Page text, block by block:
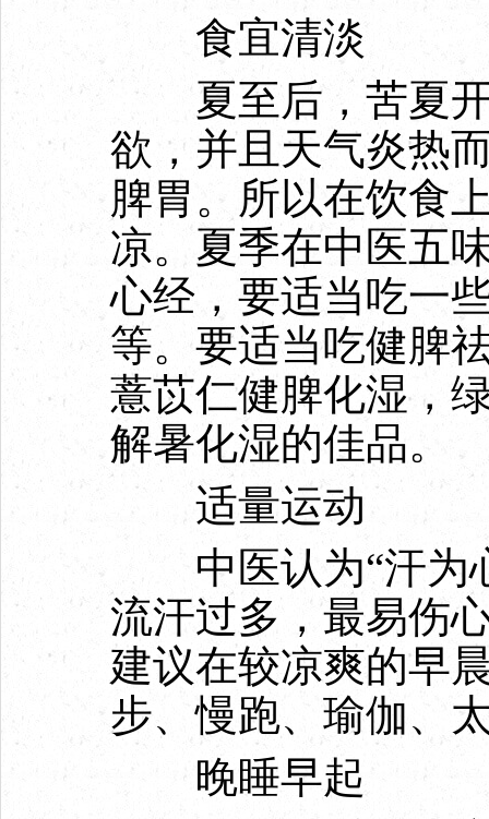
食宜清淡
夏至后，苦夏开
欲，并且天气炎热
脾胃。所以在饮食
凉。夏季在中医五
心经，要适当吃一
等。要适当吃健脾
薏苡仁健脾化湿，
解暑化湿的佳品。
适量运动
中医认为“汗为
流汗过多，最易伤
建议在较凉爽的早
步、慢跑、瑜伽、
晚睡早起